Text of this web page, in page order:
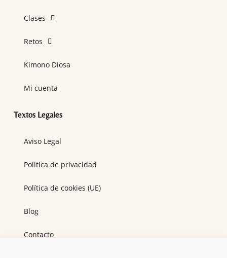
Clases
Retos
Kimono Diosa
Mi cuenta
Textos Legales
Aviso Legal
Política de privacidad
Política de cookies (UE)
Blog
Contacto